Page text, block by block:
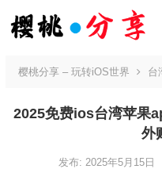
樱桃分享 – 玩转iOS世界 台
2025免费ios台湾苹果
外
发布: 2025年5月15日